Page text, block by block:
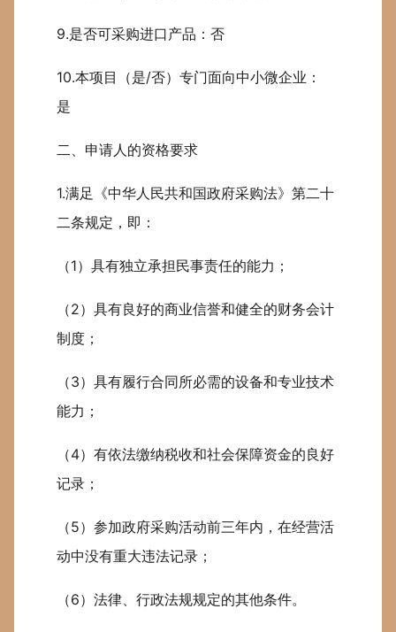
9.是否可采购进口产品：否
10.本项目（是/否）专门面向中小微企业：
是
二、申请人的资格要求
1.满足《中华人民共和国政府采购法》第二十
二条规定，即：
（1）具有独立承担民事责任的能力；
（2）具有良好的商业信誉和健全的财务会计
制度；
（3）具有履行合同所必需的设备和专业技术
能力；
（4）有依法缴纳税收和社会保障资金的良好
记录；
（5）参加政府采购活动前三年内，在经营活
动中没有重大违法记录；
（6）法律、行政法规规定的其他条件。